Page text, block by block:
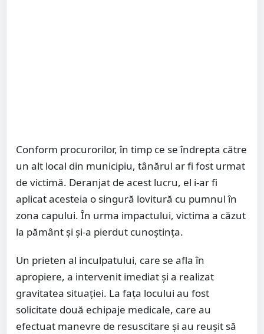
Conform procurorilor, în timp ce se îndrepta către
un alt local din municipiu, tânărul ar fi fost urmat
de victimă. Deranjat de acest lucru, el i-ar fi
aplicat acesteia o singură lovitură cu pumnul în
zona capului. În urma impactului, victima a căzut
la pământ și și-a pierdut cunoștința.
Un prieten al inculpatului, care se afla în
apropiere, a intervenit imediat și a realizat
gravitatea situației. La fața locului au fost
solicitate două echipaje medicale, care au
efectuat manevre de resuscitare și au reușit să